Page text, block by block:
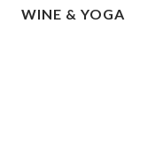
WINE & YOGA